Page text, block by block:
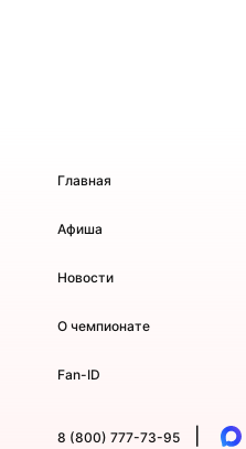
Главная
Афиша
Новости
О чемпионате
Fan-ID
8 (800) 777-73-95